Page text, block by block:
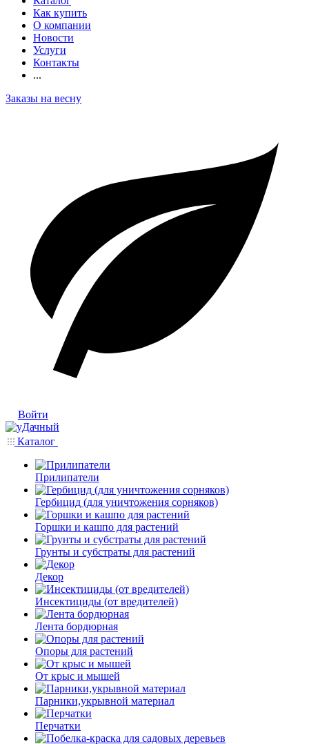
Как купить
О компании
Новости
Услуги
Контакты
...
Заказы на весну
Войти
Каталог
Прилипатели
Гербицид (для уничтожения сорняков)
Горшки и кашпо для растений
Грунты и субстраты для растений
Декор
Инсектициды (от вредителей)
Лента бордюрная
Опоры для растений
От крыс и мышей
Парники,укрывной материал
Перчатки